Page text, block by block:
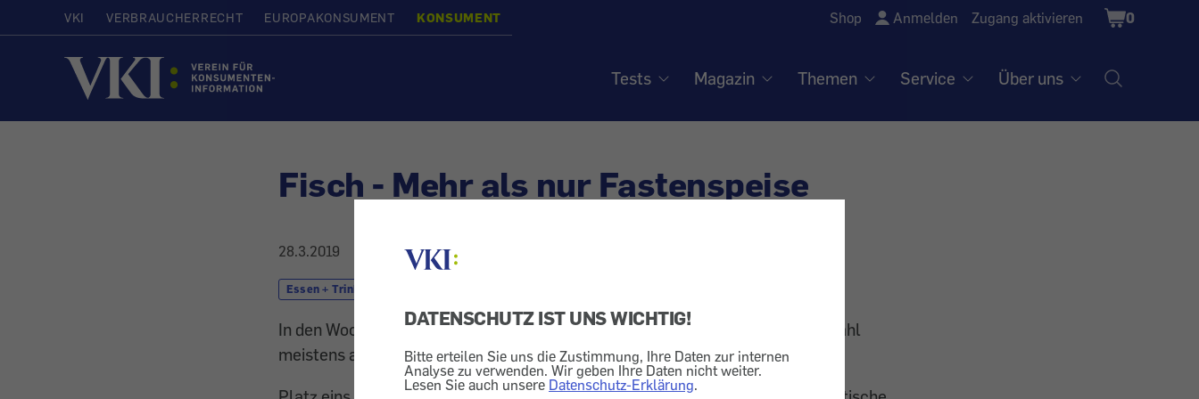
DATENSCHUTZ IST UNS WICHTIG!
Bitte erteilen Sie uns die Zustimmung, Ihre Daten zur internen
Analyse zu verwenden. Wir geben Ihre Daten nicht weiter.
Lesen Sie auch unsere Datenschutz-Erklärung.
VKI VERBRAUCHERRECHT EUROPAKONSUMENT KONSUMENT Shop Anmelden Zugang aktivieren
Shopping
Cart
0
Startseite
Tests Magazin Themen Service Über uns
Fisch - Mehr als nur Fastenspeise
28.3.2019
Essen + Trinken
In den Wochen vor Ostern kommt häufig Fisch auf den Tisch. Dabei fällt die Wahl
meistens auf Meeresfisch.